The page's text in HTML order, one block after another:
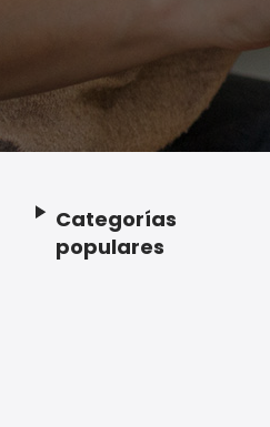
Footer
Categorías
populares